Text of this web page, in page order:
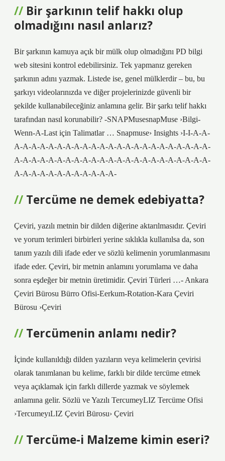
Bir şarkının telif hakkı olup
olmadığını nasıl anlarız?
Bir şarkının kamuya açık bir mülk olup olmadığını PD bilgi
web sitesini kontrol edebilirsiniz. Tek yapmanız gereken
şarkının adını yazmak. Listede ise, genel mülklerdir – bu, bu
şarkıyı videolarınızda ve diğer projelerinizde güvenli bir
şekilde kullanabileceğiniz anlamına gelir. Bir şarkı telif hakkı
tarafından nasıl korunabilir? -SNAPMusesnapMuse ›Bilgi-
Wenn-A-Last için Talimatlar … Snapmuse› Insights ›I-I-A-A-
A-A-A-A-A-A-A-A-A-A-A-A-A-A-A-A-A-A-A-A-A-A-A-
A-A-A-A-A-A-A-A-A-A-A-A-A-A-A-A-A-A-A-A-A-A-A-
A-A-A-A-A-A-A-A-A-A-A-A-
Tercüme ne demek edebiyatta?
Çeviri, yazılı metnin bir dilden diğerine aktarılmasıdır. Çeviri
ve yorum terimleri birbirleri yerine sıklıkla kullanılsa da, son
tanım yazılı dili ifade eder ve sözlü kelimenin yorumlanmasını
ifade eder. Çeviri, bir metnin anlamını yorumlama ve daha
sonra eşdeğer bir metnin üretimidir. Çeviri Türleri …- Ankara
Çeviri Bürosu Bürro Ofisi-Eerkum-Rotation-Kara Çeviri
Bürosu ›Çeviri
Tercümenin anlamı nedir?
İçinde kullanıldığı dilden yazıların veya kelimelerin çevirisi
olarak tanımlanan bu kelime, farklı bir dilde tercüme etmek
veya açıklamak için farklı dillerde yazmak ve söylemek
anlamına gelir. Sözlü ve Yazılı TercumeyLIZ Tercüme Ofisi
›TercumeyıLIZ Çeviri Bürosu› Çeviri
Tercüme-i Malzeme kimin eseri?